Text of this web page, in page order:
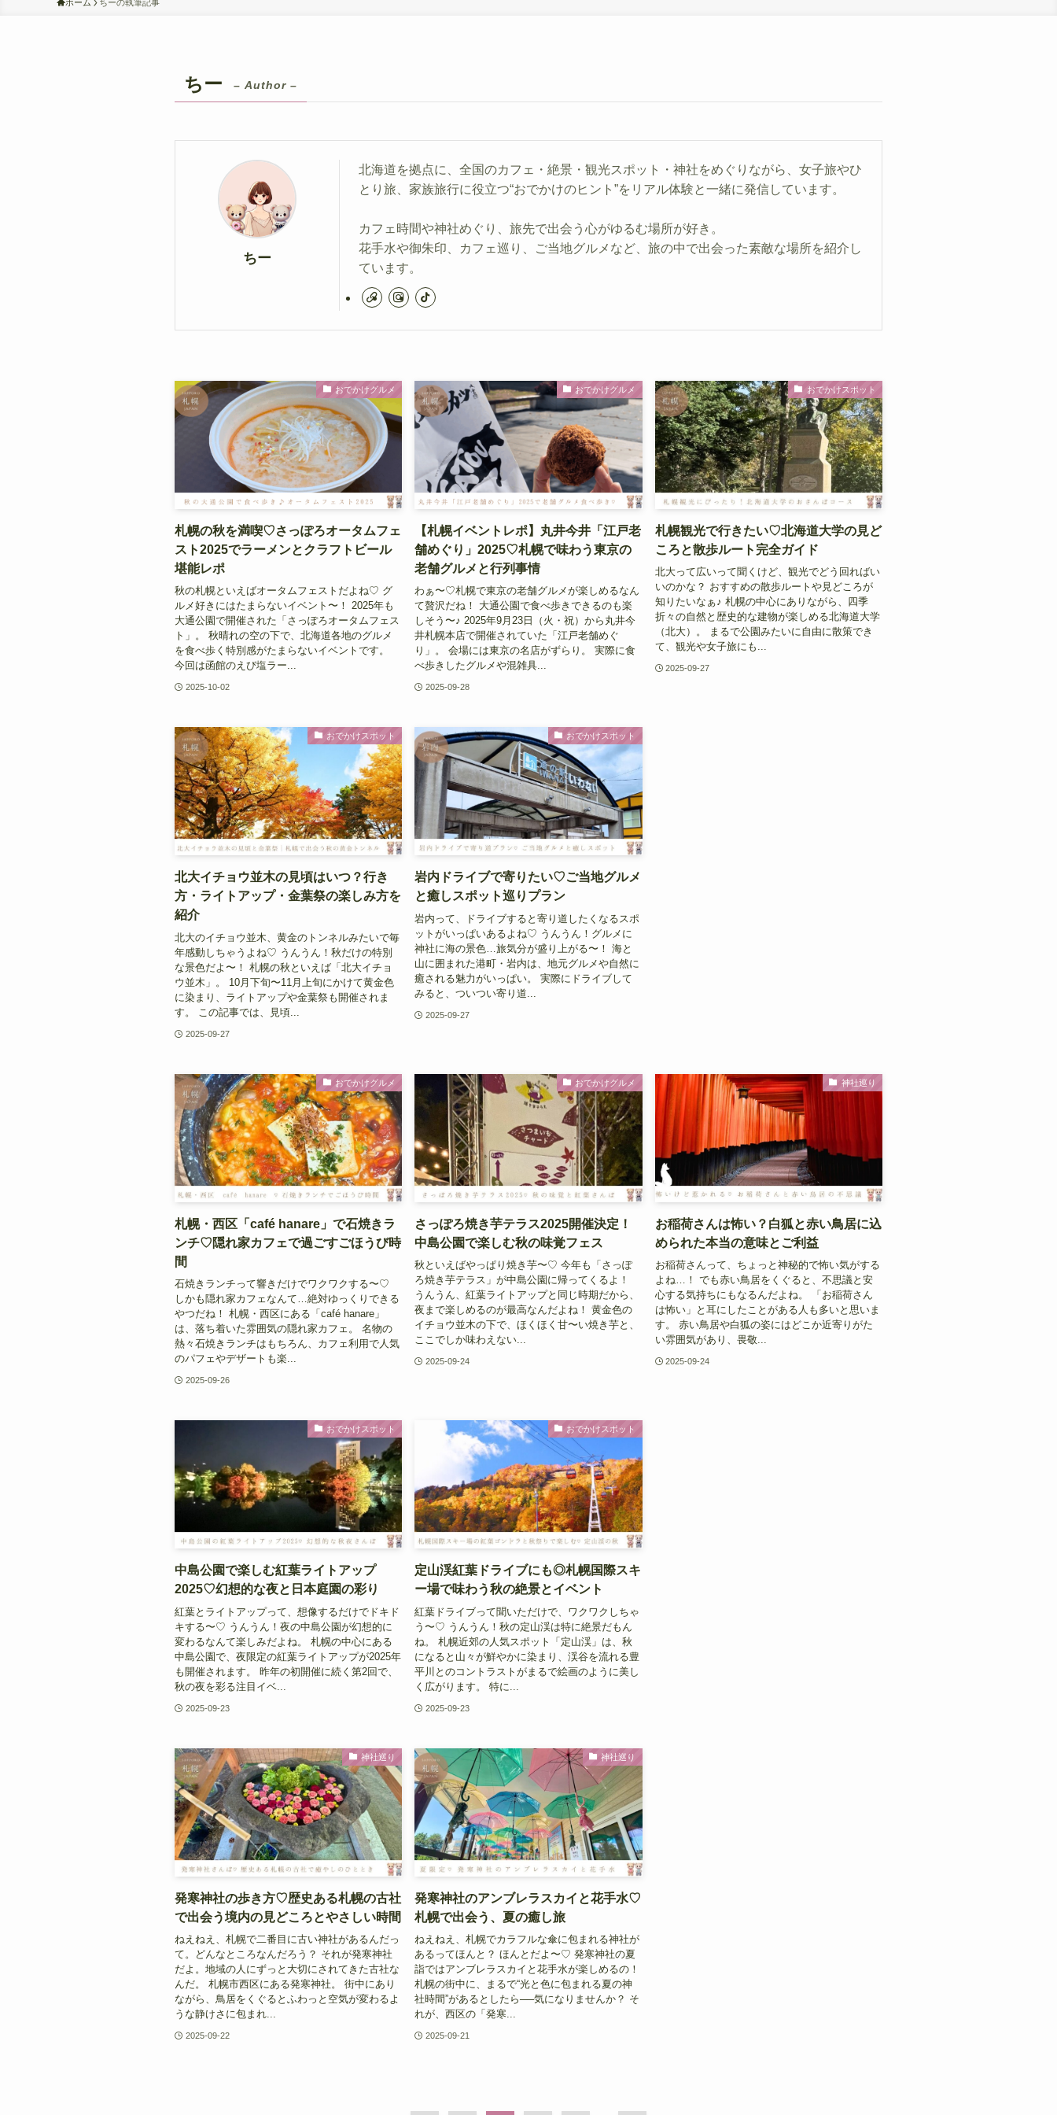
ホーム ちーの執筆記事
ちー – Author –
ちー
北海道を拠点に、全国のカフェ・絶景・観光スポット・神社をめぐりながら、女子旅やひ
とり旅、家族旅行に役立つ“おでかけのヒント”をリアル体験と一緒に発信しています。
カフェ時間や神社めぐり、旅先で出会う心がゆるむ場所が好き。
花手水や御朱印、カフェ巡り、ご当地グルメなど、旅の中で出会った素敵な場所を紹介し
ています。
おでかけグルメ
札幌の秋を満喫♡さっぽろオータムフェ
スト2025でラーメンとクラフトビール
堪能レポ
秋の札幌といえばオータムフェストだよね♡ グ
ルメ好きにはたまらないイベント〜！ 2025年も
大通公園で開催された「さっぽろオータムフェス
ト」。 秋晴れの空の下で、北海道各地のグルメ
を食べ歩く特別感がたまらないイベントです。
今回は函館のえび塩ラー...
2025-10-02
おでかけグルメ
【札幌イベントレポ】丸井今井「江戸老
舗めぐり」2025♡札幌で味わう東京の
老舗グルメと行列事情
わぁ〜♡札幌で東京の老舗グルメが楽しめるなん
て贅沢だね！ 大通公園で食べ歩きできるのも楽
しそう〜♪ 2025年9月23日（火・祝）から丸井今
井札幌本店で開催されていた「江戸老舗めぐ
り」。 会場には東京の名店がずらり。 実際に食
べ歩きしたグルメや混雑具...
2025-09-28
おでかけスポット
札幌観光で行きたい♡北海道大学の見ど
ころと散歩ルート完全ガイド
北大って広いって聞くけど、観光でどう回ればい
いのかな？ おすすめの散歩ルートや見どころが
知りたいなぁ♪ 札幌の中心にありながら、四季
折々の自然と歴史的な建物が楽しめる北海道大学
（北大）。 まるで公園みたいに自由に散策でき
て、観光や女子旅にも...
2025-09-27
おでかけスポット
北大イチョウ並木の見頃はいつ？行き
方・ライトアップ・金葉祭の楽しみ方を
紹介
北大のイチョウ並木、黄金のトンネルみたいで毎
年感動しちゃうよね♡ うんうん！秋だけの特別
な景色だよ〜！ 札幌の秋といえば「北大イチョ
ウ並木」。 10月下旬〜11月上旬にかけて黄金色
に染まり、ライトアップや金葉祭も開催されま
す。 この記事では、見頃...
2025-09-27
おでかけスポット
岩内ドライブで寄りたい♡ご当地グルメ
と癒しスポット巡りプラン
岩内って、ドライブすると寄り道したくなるスポ
ットがいっぱいあるよね♡ うんうん！グルメに
神社に海の景色…旅気分が盛り上がる〜！ 海と
山に囲まれた港町・岩内は、地元グルメや自然に
癒される魅力がいっぱい。 実際にドライブして
みると、ついつい寄り道...
2025-09-27
おでかけグルメ
札幌・西区「café hanare」で石焼きラ
ンチ♡隠れ家カフェで過ごすごほうび時
間
石焼きランチって響きだけでワクワクする〜♡
しかも隠れ家カフェなんて…絶対ゆっくりできる
やつだね！ 札幌・西区にある「café hanare」
は、落ち着いた雰囲気の隠れ家カフェ。 名物の
熱々石焼きランチはもちろん、カフェ利用で人気
のパフェやデザートも楽...
2025-09-26
おでかけグルメ
さっぽろ焼き芋テラス2025開催決定！
中島公園で楽しむ秋の味覚フェス
秋といえばやっぱり焼き芋〜♡ 今年も「さっぽ
ろ焼き芋テラス」が中島公園に帰ってくるよ！
うんうん、紅葉ライトアップと同じ時期だから、
夜まで楽しめるのが最高なんだよね！ 黄金色の
イチョウ並木の下で、ほくほく甘〜い焼き芋と、
ここでしか味わえない...
2025-09-24
神社巡り
お稲荷さんは怖い？白狐と赤い鳥居に込
められた本当の意味とご利益
お稲荷さんって、ちょっと神秘的で怖い気がする
よね…！ でも赤い鳥居をくぐると、不思議と安
心する気持ちにもなるんだよね。 「お稲荷さん
は怖い」と耳にしたことがある人も多いと思いま
す。 赤い鳥居や白狐の姿にはどこか近寄りがた
い雰囲気があり、畏敬...
2025-09-24
おでかけスポット
中島公園で楽しむ紅葉ライトアップ
2025♡幻想的な夜と日本庭園の彩り
紅葉とライトアップって、想像するだけでドキド
キする〜♡ うんうん！夜の中島公園が幻想的に
変わるなんて楽しみだよね。 札幌の中心にある
中島公園で、夜限定の紅葉ライトアップが2025年
も開催されます。 昨年の初開催に続く第2回で、
秋の夜を彩る注目イベ...
2025-09-23
おでかけスポット
定山渓紅葉ドライブにも◎札幌国際スキ
ー場で味わう秋の絶景とイベント
紅葉ドライブって聞いただけで、ワクワクしちゃ
う〜♡ うんうん！秋の定山渓は特に絶景だもん
ね。 札幌近郊の人気スポット「定山渓」は、秋
になると山々が鮮やかに染まり、渓谷を流れる豊
平川とのコントラストがまるで絵画のように美し
く広がります。 特に...
2025-09-23
神社巡り
発寒神社の歩き方♡歴史ある札幌の古社
で出会う境内の見どころとやさしい時間
ねえねえ、札幌で二番目に古い神社があるんだっ
て。どんなところなんだろう？ それが発寒神社
だよ。地域の人にずっと大切にされてきた古社な
んだ。 札幌市西区にある発寒神社。 街中にあり
ながら、鳥居をくぐるとふわっと空気が変わるよ
うな静けさに包まれ...
2025-09-22
神社巡り
発寒神社のアンブレラスカイと花手水♡
札幌で出会う、夏の癒し旅
ねえねえ、札幌でカラフルな傘に包まれる神社が
あるってほんと？ ほんとだよ〜♡ 発寒神社の夏
詣ではアンブレラスカイと花手水が楽しめるの！
札幌の街中に、まるで“光と色に包まれる夏の神
社時間”があるとしたら──気になりませんか？ そ
れが、西区の「発寒...
2025-09-21